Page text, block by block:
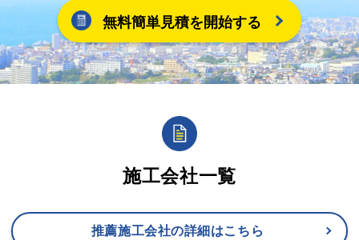
無料簡単見積を開始する
施工会社一覧
推薦施工会社の詳細はこちら